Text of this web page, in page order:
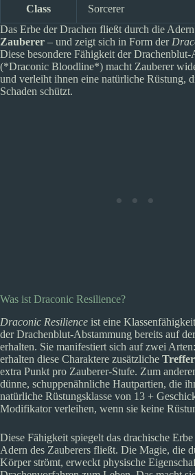
Class
Sorcerer
Das Erbe der Drachen fließt durch die
Zauberer – und zeigt sich in Form der
Diese besondere Fähigkeit der Drachenblut-
(*Draconic Bloodline*) macht Zauberer
und verleiht ihnen eine natürliche Rüstung,
Schaden schützt.
Was ist Draconic Resilience?
Draconic Resilience ist eine
der Drachenblut-Abstammung bereits auf
erhalten. Sie manifestiert sich auf zwei
erhalten diese Charaktere zusätzliche
extra Punkt pro Zauberer-Stufe. Zum
dünne, schuppenähnliche Hautpartien, die
natürliche Rüstungsklasse von 13 +
Modifikator verleihen, wenn sie keine
Diese Fähigkeit spiegelt das drachische
Adern des Zauberers fließt. Die Magie, die
Körper strömt, erweckt physische